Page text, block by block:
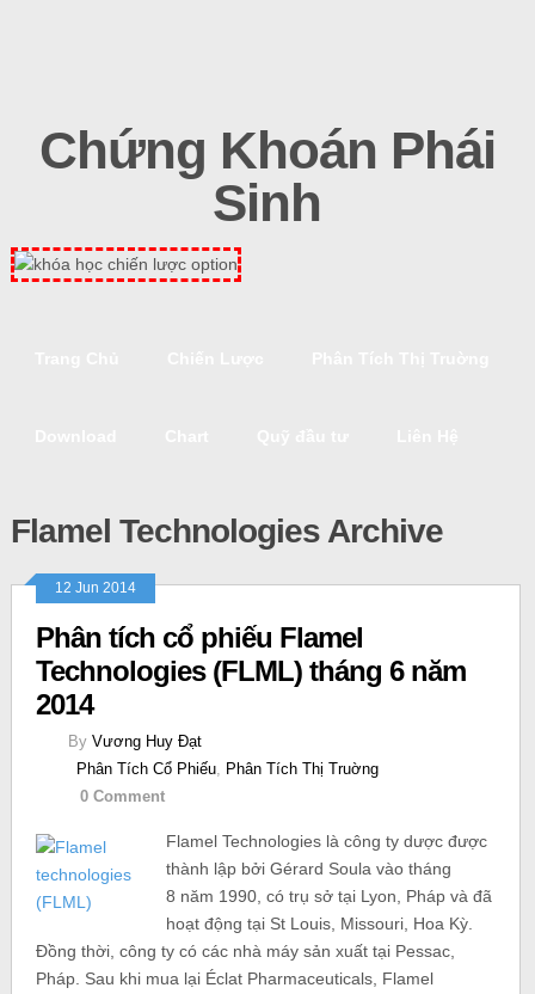
Chứng Khoán Phái
Sinh
Flamel Technologies Archive
12 Jun 2014
Phân tích cổ phiếu Flamel
Technologies (FLML) tháng 6 năm
2014
By Vương Huy Đạt
Phân Tích Cổ Phiếu, Phân Tích Thị Truờng
0 Comment
Flamel Technologies là công ty dược được
thành lập bởi Gérard Soula vào tháng
8 năm 1990, có trụ sở tại Lyon, Pháp và đã
hoạt động tại St Louis, Missouri, Hoa Kỳ.
Đồng thời, công ty có các nhà máy sản xuất tại Pessac,
Pháp. Sau khi mua lại Éclat Pharmaceuticals, Flamel